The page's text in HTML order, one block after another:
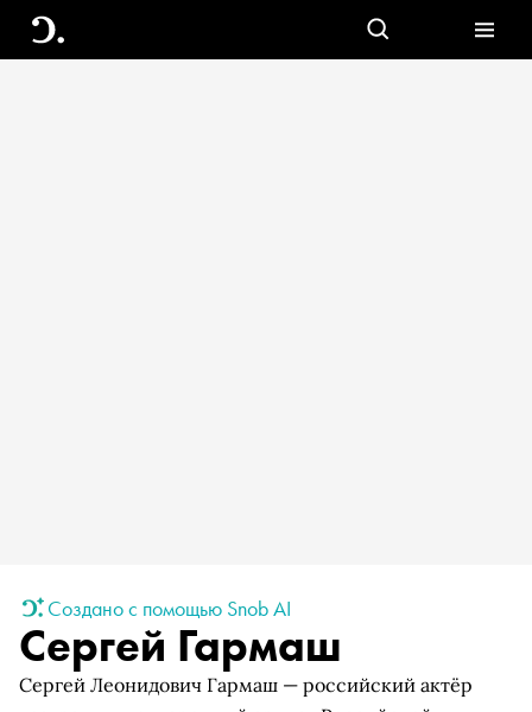
Создано с помощью Snob AI
Сергей Гармаш
Сергей Леонидович Гармаш — российский актёр